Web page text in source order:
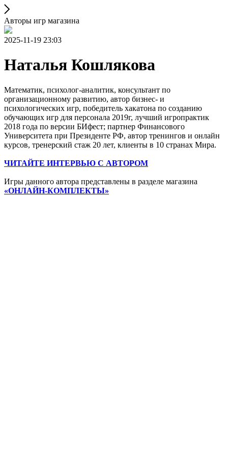
Авторы игр магазина
2025-11-19 23:03
Наталья Кошлякова
Математик, психолог-аналитик, консультант по
организационному развитию, автор бизнес- и
психологических игр, победитель хакатона по созданию
обучающих игр для персонала 2019г, лучший игропрактик
2018 года по версии БИфест; партнер Финансового
Университета при Президенте РФ, автор тренингов и онлайн
курсов, тренерский стаж 20 лет, клиенты в 10 странах Мира.
ЧИТАЙТЕ ИНТЕРВЬЮ С АВТОРОМ
Игры данного автора представлены в разделе магазина
«ОНЛАЙН-КОМПЛЕКТЫ»